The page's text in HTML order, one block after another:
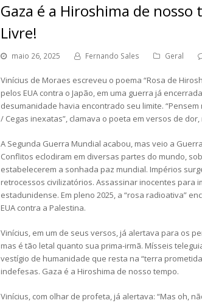
Gaza é a Hiroshima de
Livre!
maio 26, 2025 Fernando Sales Geral
Vinícius de Moraes escreveu o poema “Rosa de
pelos EUA contra o Japão, em uma guerra já
desumanidade havia encontrado seu limite.
/ Cegas inexatas”, clamava o poeta em versos de
A Segunda Guerra Mundial acabou, mas veio a
Conflitos eclodiram em diversas partes do mundo,
estabelecerem a sonhada paz mundial. Impérios
retrocessos civilizatórios. Assassinar inocentes para
estadunidense. Em pleno 2025, a “rosa radioativa”
EUA contra a Palestina.
Vinícius, em um de seus versos, já alertava para os
mas é tão letal quanto sua prima-irmã. Mísseis
vestígio de humanidade que resta na “terra
indefesas. Gaza é a Hiroshima de nosso tempo.
Vinícius, com olhar de profeta, já alertava: “Mas oh,